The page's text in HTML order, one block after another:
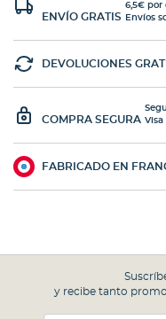
ENVÍO GRATIS
6,5€ por
Envíos
DEVOLUCIONES
COMPRA SEGURA Visa
FABRICADO EN
y recibe tanto